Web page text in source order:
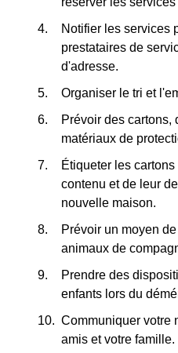
Notifier les services
prestataires de
d'adresse.
Organiser le tri et
Prévoir des cartons,
matériaux de
Étiqueter les
contenu et de leur
nouvelle maison.
Prévoir un moyen
animaux de
Prendre des
enfants lors du
Communiquer votre
amis et votre famille.